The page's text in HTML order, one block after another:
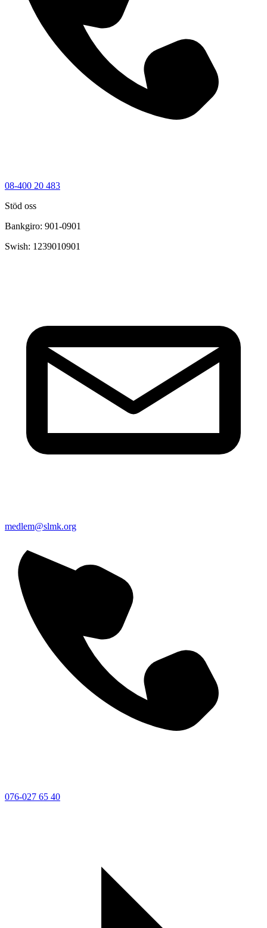
08-400 20 483
Stöd oss
Bankgiro: 901-0901
Swish: 1239010901
medlem@slmk.org
076-027 65 40